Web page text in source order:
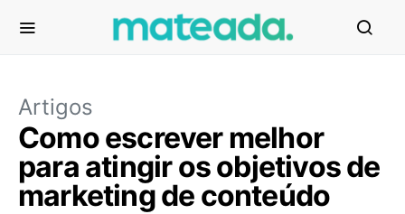
Artigos
Como escrever melhor
para atingir os objetivos de
marketing de conteúdo